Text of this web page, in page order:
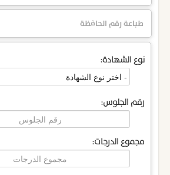
طباعة رقم الحافظة
نوع الشهادة:
رقم الجلوس:
مجموع الدرجات: